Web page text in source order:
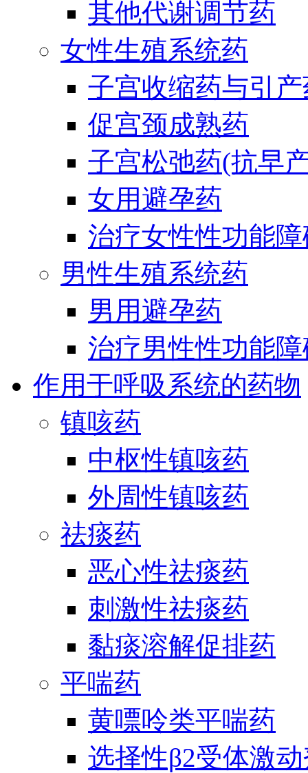
其他代谢调节药
女性生殖系统药
子宫收缩药与引
促宫颈成熟药
子宫松弛药(抗早
女用避孕药
治疗女性性功能
男性生殖系统药
男用避孕药
治疗男性性功能
作用于呼吸系统的药物
镇咳药
中枢性镇咳药
外周性镇咳药
祛痰药
恶心性祛痰药
刺激性祛痰药
黏痰溶解促排药
平喘药
黄嘌呤类平喘药
选择性β2受体激